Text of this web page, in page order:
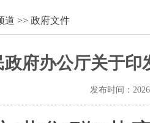
道 >> 政府文件
府办公厅关于印
发布时间：